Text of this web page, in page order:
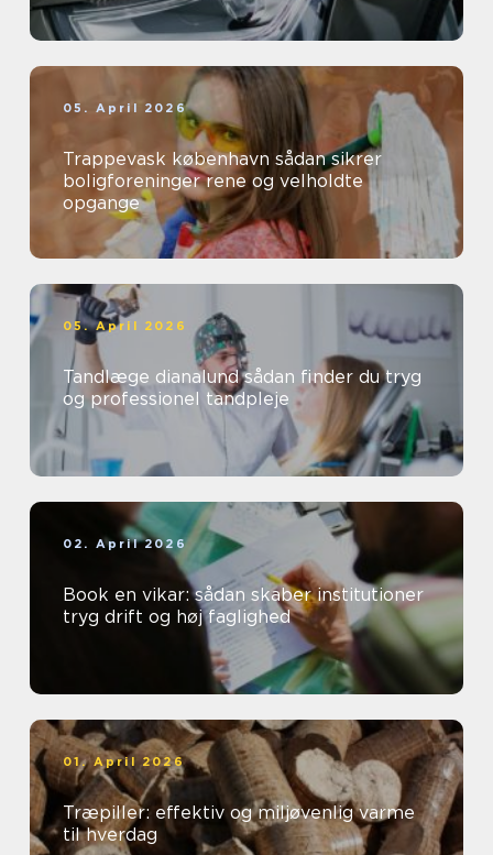
05. April 2026
Trappevask københavn sådan sikrer
boligforeninger rene og velholdte
opgange
05. April 2026
Tandlæge dianalund sådan finder du tryg
og professionel tandpleje
02. April 2026
Book en vikar: sådan skaber institutioner
tryg drift og høj faglighed
01. April 2026
Træpiller: effektiv og miljøvenlig varme
til hverdag